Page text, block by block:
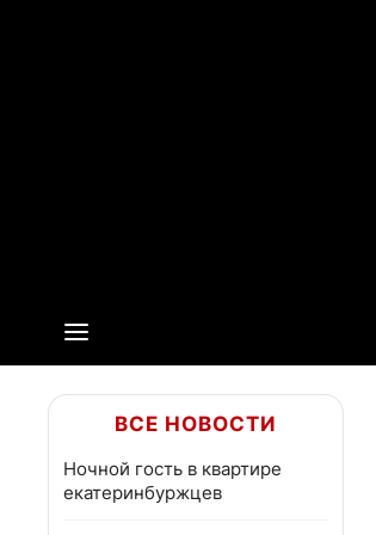
ВСЕ НОВОСТИ
Ночной гость в квартире
екатеринбуржцев